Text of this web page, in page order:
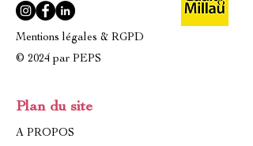
Mentions légales & RGPD
© 2024 par PEPS
Plan du site
A PROPOS